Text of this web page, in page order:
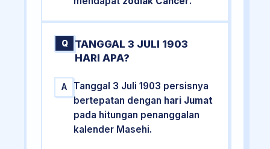
Q
TANGGAL 3 JULI 1903
HARI APA?
A
Tanggal 3 Juli 1903 persisnya
bertepatan dengan hari Jumat
pada hitungan penanggalan
kalender Masehi.